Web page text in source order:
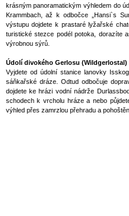
krásným panoramatickým výhledem do
Krammbach, až k odbočce „Hansi`s
výstupu dojdete k prastaré lyžařské
turistické stezce podél potoka, dorazíte
výrobnou sýrů.
Údolí divokého Gerlosu (Wildgerlostal)
Vyjdete od údolní stanice lanovky
sáňkařské dráze. Odtud odbočuje
dojdete ke hrázi vodní nádrže
schodech k vrcholu hráze a nebo
výhled přes zamrzlou přehradu a